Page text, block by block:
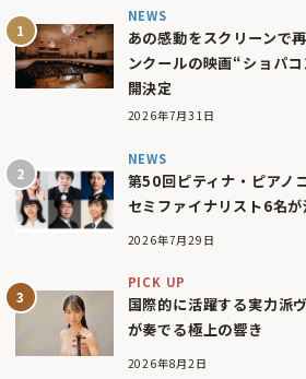
NEWS
あの感動をスクリーンで
ンクールの映画“ショパ
開決定
2026年7月31日
NEWS
第50回ピティナ・ピアノ
セミファイナリスト6名が
2026年7月29日
PICK UP
国際的に活躍する実力派
が奏でる極上の響き
2026年8月2日